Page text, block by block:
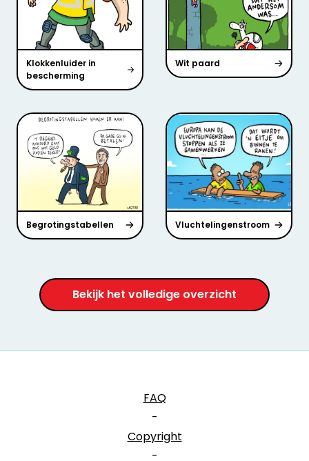
Klokkenluider in
bescherming
Wit paard
Begrotingstabellen Vluchtelingenstroom
Bekijk het volledige overzicht
FAQ
-
Copyright
-